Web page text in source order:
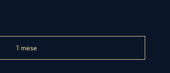
1 mese